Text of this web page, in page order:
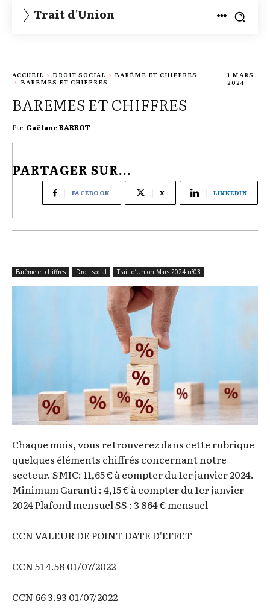
Trait d'Union
ACCUEIL DROIT SOCIAL
BARÈME ET CHIFFRES
BAREMES ET CHIFFRES
1 MARS
2024
BAREMES ET CHIFFRES
Par Gaëtane BARROT
PARTAGER SUR...
FACEBOOK X LINKEDIN
Barème et chiffres Droit social Trait d’Union Mars 2024 n°03
Chaque mois, vous retrouverez dans cette rubrique
quelques éléments chiffrés concernant notre
secteur. SMIC: 11,65 € à compter du 1er janvier 2024.
Minimum Garanti : 4,15 € à compter du 1er janvier
2024 Plafond mensuel SS : 3 864 € mensuel
CCN VALEUR DE POINT DATE D'EFFET
CCN 51 4.58 01/07/2022
CCN 66 3.93 01/07/2022